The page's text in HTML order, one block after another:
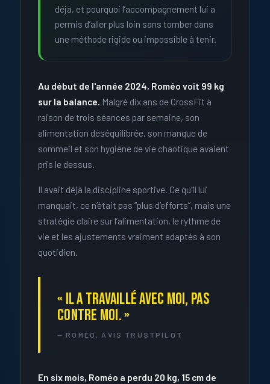
déjà, et pourquoi l’accompagnement lui a
permis d’aller plus loin sans tomber dans
une méthode rigide ou impossible à tenir.
Au début de l'année 2024, Roméo voit 99 kg
sur la balance. Malgré dix ans de CrossFit à
raison de trois séances par semaine, son
alimentation déséquilibrée, son manque de
sommeil et son hygiène de vie chaotique avaient
pris le dessus.
Il avait déjà la discipline sportive. Ce qu’il lui
manquait, ce n’était pas “plus d’efforts”, mais une
stratégie claire sur l’alimentation, le rythme de
vie et les ajustements vraiment adaptés à son
quotidien.
« IL A TRAVAILLÉ AVEC MOI, PAS
CONTRE MOI. »
— ROMÉO, AVIS TRUSTPILOT
En six mois, Roméo a perdu 20 kg, 15 cm de